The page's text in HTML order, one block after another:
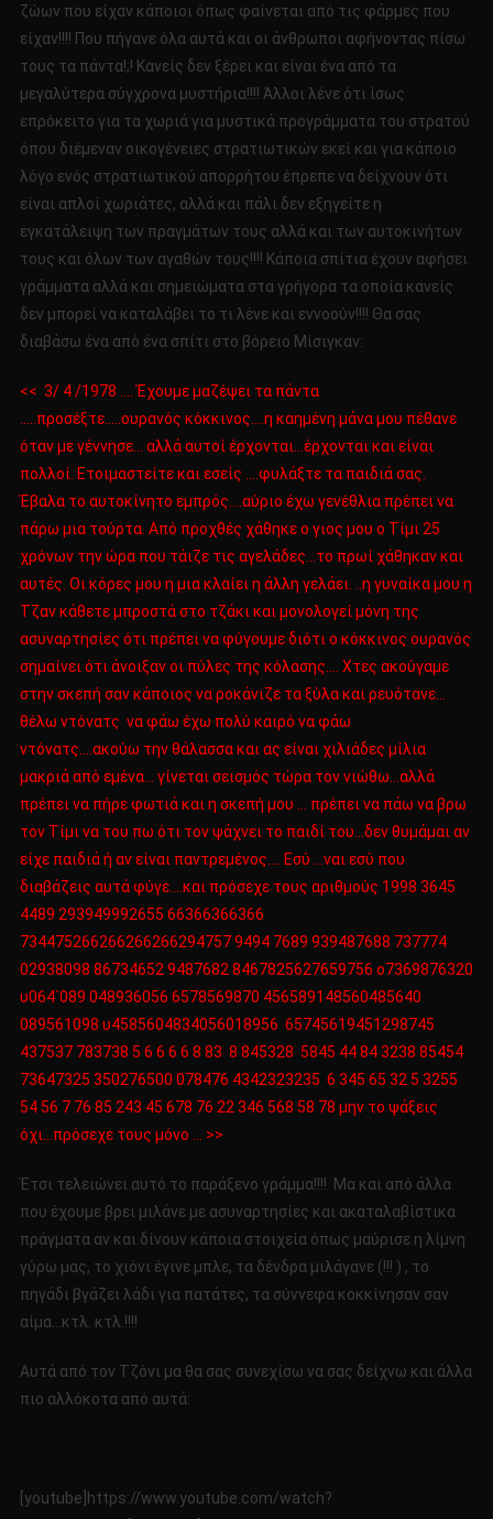
ζώων που είχαν κάποιοι όπως φαίνεται από τις φάρμες που
είχαν!!!! Που πήγανε όλα αυτά και οι άνθρωποι αφήνοντας πίσω
τους τα πάντα!;! Κανείς δεν ξέρει και είναι ένα από τα
μεγαλύτερα σύγχρονα μυστήρια!!!! Άλλοι λένε ότι ίσως
επρόκειτο για τα χωριά για μυστικά προγράμματα του στρατού
όπου διέμεναν οικογένειες στρατιωτικών εκεί και για κάποιο
λόγο ενός στρατιωτικού απορρήτου έπρεπε να δείχνουν ότι
είναι απλοί χωριάτες, αλλά και πάλι δεν εξηγείτε η
εγκατάλειψη των πραγμάτων τους αλλά και των αυτοκινήτων
τους και όλων των αγαθών τους!!!! Κάποια σπίτια έχουν αφήσει
γράμματα αλλά και σημειώματα στα γρήγορα τα οποία κανείς
δεν μπορεί να καταλάβει το τι λένε και εννοούν!!!! Θα σας
διαβάσω ένα από ένα σπίτι στο βόρειο Μίσιγκαν:
<< 3/ 4 /1978 …. Έχουμε μαζέψει τα πάντα
…..προσέξτε…..ουρανός κόκκινος….η καημένη μάνα μου πέθανε
όταν με γέννησε… αλλά αυτοί έρχονται…έρχονται και είναι
πολλοί. Ετοιμαστείτε και εσείς ….φυλάξτε τα παιδιά σας.
Έβαλα το αυτοκίνητο εμπρός….αύριο έχω γενέθλια πρέπει να
πάρω μια τούρτα. Από προχθές χάθηκε ο γιος μου ο Τίμι 25
χρόνων την ώρα που τάιζε τις αγελάδες…το πρωί χάθηκαν και
αυτές. Οι κόρες μου η μια κλαίει η άλλη γελάει. ..η γυναίκα μου η
Τζαν κάθετε μπροστά στο τζάκι και μονολογεί μόνη της
ασυναρτησίες ότι πρέπει να φύγουμε διότι ο κόκκινος ουρανός
σημαίνει ότι άνοιξαν οι πύλες της κόλασης…. Χτες ακούγαμε
στην σκεπή σαν κάποιος να ροκάνιζε τα ξύλα και ρευότανε…
θέλω ντόνατς να φάω έχω πολύ καιρό να φάω
ντόνατς….ακούω την θάλασσα και ας είναι χιλιάδες μίλια
μακριά από εμένα… γίνεται σεισμός τώρα τον νιώθω…αλλά
πρέπει να πήρε φωτιά και η σκεπή μου … πρέπει να πάω να βρω
τον Τίμι να του πω ότι τον ψάχνει το παιδί του…δεν θυμάμαι αν
είχε παιδιά ή αν είναι παντρεμένος…. Εσύ …ναι εσύ που
διαβάζεις αυτά φύγε….και πρόσεχε τους αριθμούς 1998 3645
4489 293949992655 66366366366
734475266266266266294757 9494 7689 939487688 737774
02938098 86734652 9487682 8467825627659756 ο7369876320
υ064`089 048936056 6578569870 456589148560485640
089561098 υ4585604834056018956 65745619451298745
437537 783738 5 6 6 6 6 8 83 8 845328 5845 44 84 3238 85454
73647325 350276500 078476 4342323235 6 345 65 32 5 3255
54 56 7 76 85 243 45 678 76 22 346 568 58 78 μην το ψάξεις
όχι…πρόσεχε τους μόνο … >>
Έτσι τελειώνει αυτό το παράξενο γράμμα!!!! Μα και από άλλα
που έχουμε βρει μιλάνε με ασυναρτησίες και ακαταλαβίστικα
πράγματα αν και δίνουν κάποια στοιχεία όπως μαύρισε η λίμνη
γύρω μας, το χιόνι έγινε μπλε, τα δένδρα μιλάγανε (!!! ) , το
πηγάδι βγάζει λάδι για πατάτες, τα σύννεφα κοκκίνησαν σαν
αίμα…κτλ. κτλ.!!!!
Αυτά από τον Τζόνι μα θα σας συνεχίσω να σας δείχνω και άλλα
πιο αλλόκοτα από αυτά:
[youtube]https://www.youtube.com/watch?